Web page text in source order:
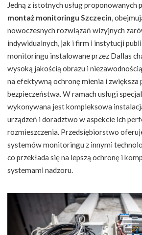
Jedną z istotnych usług proponowanych
montaż monitoringu Szczecin,
nowoczesnych rozwiązań wizyjnych
indywidualnych, jak i firm i instytucji
monitoringu instalowane przez Dallas
wysoką jakością obrazu i
na efektywną ochronę mienia i zwiększa
bezpieczeństwa. W ramach usługi
wykonywana jest kompleksowa
urządzeń i doradztwo w aspekcie ich
rozmieszczenia. Przedsiębiorstwo
systemów monitoringu z innymi
co przekłada się na lepszą ochronę i
systemami nadzoru.